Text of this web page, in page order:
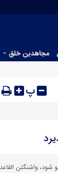
مجاهدین خلق
پ
شود، واشنگتن